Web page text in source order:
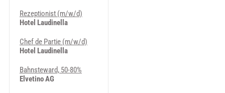
Rezeptionist (m/w/d)
Hotel Laudinella
Chef de Partie (m/w/d)
Hotel Laudinella
Bahnsteward, 50-80%
Elvetino AG